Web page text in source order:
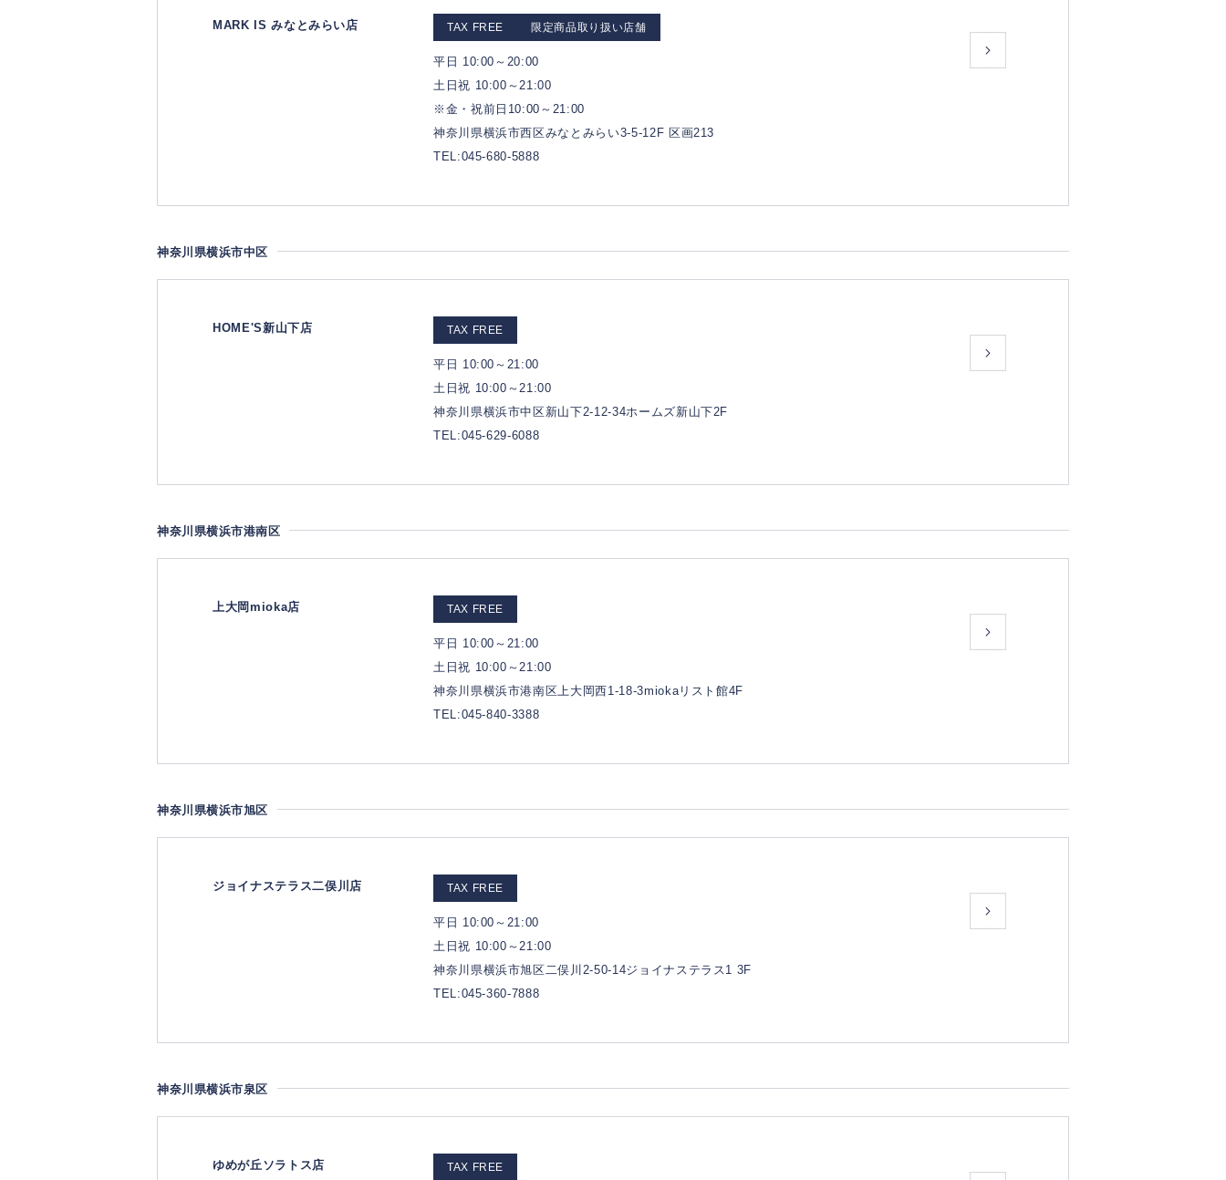
MARK IS みなとみらい店 TAX FREE 限定商品取り扱い店舗
平日 10:00～20:00
土日祝 10:00～21:00
※金・祝前日10:00～21:00
神奈川県横浜市西区みなとみらい3-5-12F 区画213
TEL:045-680-5888
神奈川県横浜市中区
HOME'S新山下店 TAX FREE
平日 10:00～21:00
土日祝 10:00～21:00
神奈川県横浜市中区新山下2-12-34ホームズ新山下2F
TEL:045-629-6088
神奈川県横浜市港南区
上大岡mioka店 TAX FREE
平日 10:00～21:00
土日祝 10:00～21:00
神奈川県横浜市港南区上大岡西1-18-3miokaリスト館4F
TEL:045-840-3388
神奈川県横浜市旭区
ジョイナステラス二俣川店 TAX FREE
平日 10:00～21:00
土日祝 10:00～21:00
神奈川県横浜市旭区二俣川2-50-14ジョイナステラス1 3F
TEL:045-360-7888
神奈川県横浜市泉区
ゆめが丘ソラトス店 TAX FREE